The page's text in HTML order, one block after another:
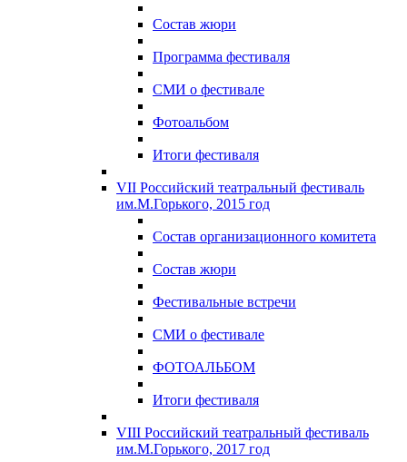
Состав жюри
Программа фестиваля
СМИ о фестивале
Фотоальбом
Итоги фестиваля
VII Российский театральный фестиваль
им.М.Горького, 2015 год
Состав организационного комитета
Состав жюри
Фестивальные встречи
СМИ о фестивале
ФОТОАЛЬБОМ
Итоги фестиваля
VIII Российский театральный фестиваль
им.М.Горького, 2017 год